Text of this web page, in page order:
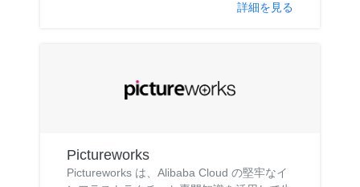
詳細を見る
Pictureworks
Pictureworks は、Alibaba Cloud の堅牢なイ